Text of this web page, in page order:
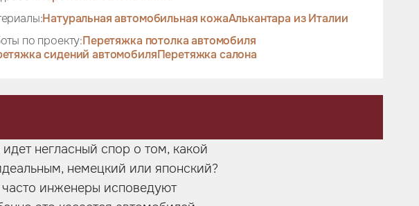
Натуральная автомобильная кожаАлькантара из Италии
по проекту:Перетяжка потолка автомобиля
сидений автомобиляПеретяжка салона
негласный спор о том, какой
немецкий или японский?
часто инженеры исповедуют